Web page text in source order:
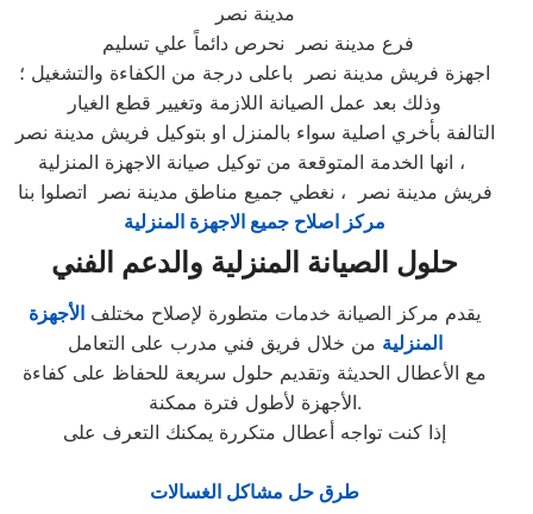
مدينة نصر
فرع مدينة نصر نحرص دائماً علي تسليم
اجهزة فريش مدينة نصر باعلى درجة من الكفاءة والتشغيل ؛
وذلك بعد عمل الصيانة اللازمة وتغيير قطع الغيار
التالفة بأخري اصلية سواء بالمنزل او بتوكيل فريش مدينة نصر
، انها الخدمة المتوقعة من توكيل صيانة الاجهزة المنزلية
فريش مدينة نصر ، نغطي جميع مناطق مدينة نصر اتصلوا بنا
مركز اصلاح جميع الاجهزة المنزلية
حلول الصيانة المنزلية والدعم الفني
يقدم مركز الصيانة خدمات متطورة لإصلاح مختلف الأجهزة
المنزلية من خلال فريق فني مدرب على التعامل
مع الأعطال الحديثة وتقديم حلول سريعة للحفاظ على كفاءة
الأجهزة لأطول فترة ممكنة.
إذا كنت تواجه أعطال متكررة يمكنك التعرف على
طرق حل مشاكل الغسالات